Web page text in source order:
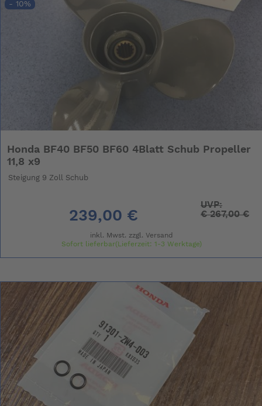
- 10%
Honda BF40 BF50 BF60 4Blatt Schub Propeller
11,8 x9
Steigung 9 Zoll Schub
239,00 €
UVP:
€267,00 €
inkl. Mwst. zzgl. Versand
Sofort lieferbar(Lieferzeit: 1-3 Werktage)